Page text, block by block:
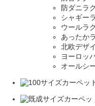
防ダニラ
シャギー
ウールラ
あったか
北欧デザ
ヨーロッ
オールシ